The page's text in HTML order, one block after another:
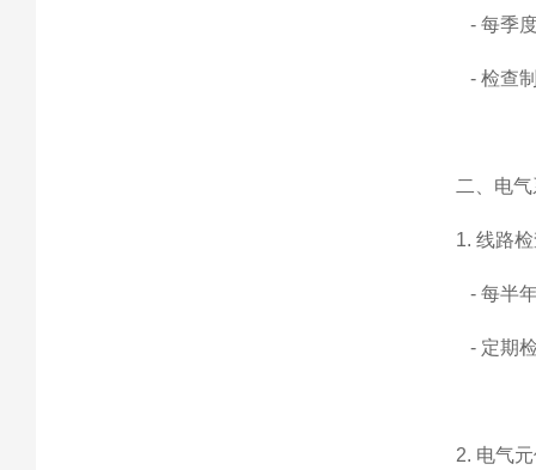
- 每季
- 检查
二、电
1. 线路
- 每半
- 定期
2. 电气